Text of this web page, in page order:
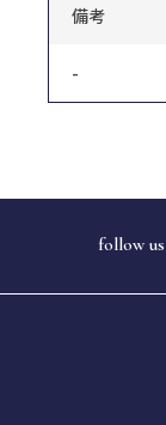
備考
-
follow us